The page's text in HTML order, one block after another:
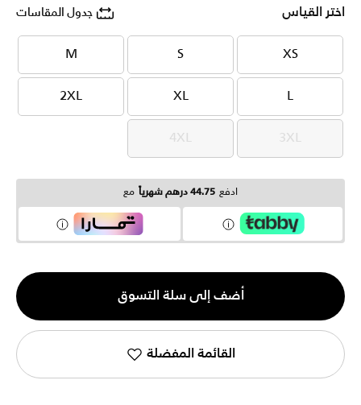
اختر القياس جدول المقاسات
XS
XS
S
S
M
M
L
L
XL
XL
2XL
2XL
3XL
3XL
4XL
4XL
ادفع 44.75 درهم شهرياً مع
الكمية
1
أضف إلى سلة التسوق
القائمة المفضلة